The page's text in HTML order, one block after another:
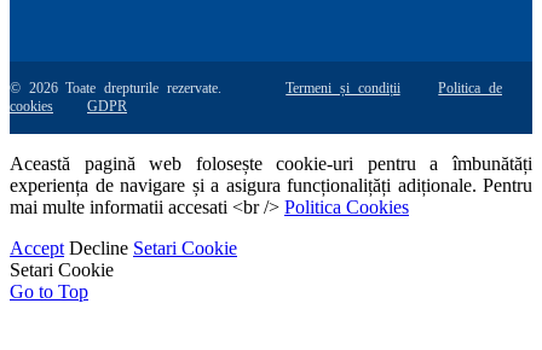
© 2026 Toate drepturile rezervate.Termeni și condiții
Politica de
cookies
GDPR
Această pagină web folosește cookie-uri pentru a îmbunătăți
experiența de navigare și a asigura funcționalițăți adiționale. Pentru
mai multe informatii accesati <br /> Politica Cookies
Accept Decline Setari Cookie
Setari Cookie
Go to Top